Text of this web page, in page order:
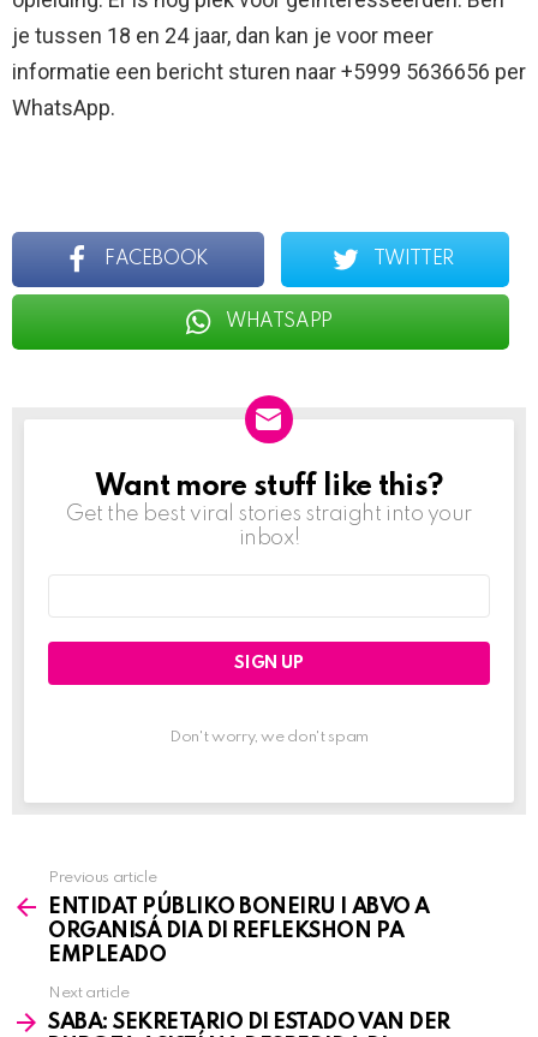
je tussen 18 en 24 jaar, dan kan je voor meer
informatie een bericht sturen naar +5999 5636656 per
WhatsApp.
FACEBOOK TWITTER
WHATSAPP
NEWSLETTER
Want more stuff like this?
Get the best viral stories straight into your
inbox!
Don't worry, we don't spam
more
Previous article
ENTIDAT PÚBLIKO BONEIRU I ABVO A
ORGANISÁ DIA DI REFLEKSHON PA
EMPLEADO
Next article
SABA: SEKRETARIO DI ESTADO VAN DER